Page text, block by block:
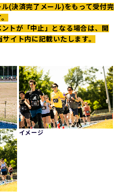
(決済完了メール)をもって受付完
トが「中止」となる場合は、開
イト内に記載いたします。
イメージ